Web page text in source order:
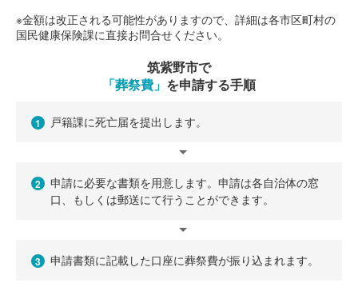
※金額は改正される可能性がありますので、詳細は各市区町村の
国民健康保険課に直接お問合せください。
筑紫野市で
「葬祭費」 を申請する手順
1 戸籍課に死亡届を提出します。
2
申請に必要な書類を用意します。申請は各自治体の窓
口、もしくは郵送にて行うことができます。
3 申請書類に記載した口座に葬祭費が振り込まれます。